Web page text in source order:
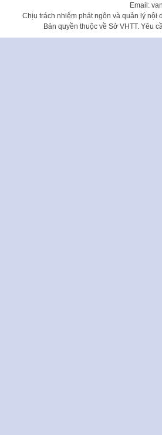
Email:
Chịu trách nhiệm phát ngôn và quản lý nội
Bản quyền thuộc về Sở VHTT. Yêu